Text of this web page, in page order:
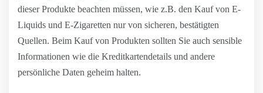
dieser Produkte beachten müssen, wie z.B. den Kauf von E-
Liquids und E-Zigaretten nur von sicheren, bestätigten
Quellen. Beim Kauf von Produkten sollten Sie auch sensible
Informationen wie die Kreditkartendetails und andere
persönliche Daten geheim halten.